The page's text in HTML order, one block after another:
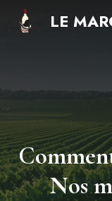
Aller
LE
Nos